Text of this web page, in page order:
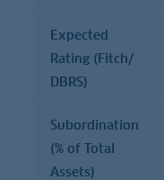
Expected
Rating (Fitch/
DBRS)
Subordination
(% of Total
Assets)